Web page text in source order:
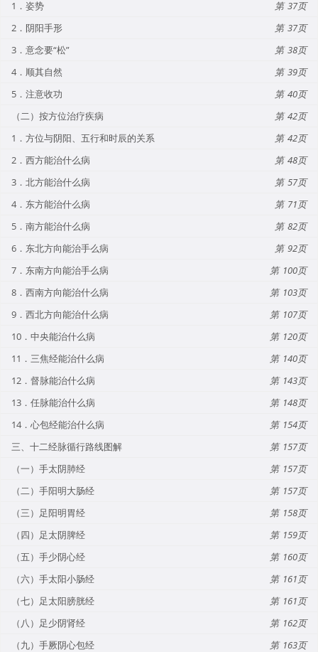
1．姿势
37
2．阴阳手形
37
3．意念要“松”
38
4．顺其自然
39
5．注意收功
40
（二）按方位治疗疾病
42
1．方位与阴阳、五行和时辰的关系
42
2．西方能治什么病
48
3．北方能治什么病
57
4．东方能治什么病
71
5．南方能治什么病
82
6．东北方向能治手么病
92
7．东南方向能治手么病
100
8．西南方向能治什么病
103
9．西北方向能治什么病
107
10．中央能治什么病
120
11．三焦经能治什么病
140
12．督脉能治什么病
143
13．任脉能治什么病
148
14．心包经能治什么病
154
三、十二经脉循行路线图解
157
（一）手太阴肺经
157
（二）手阳明大肠经
157
（三）足阳明胃经
158
（四）足太阴脾经
159
（五）手少阴心经
160
（六）手太阳小肠经
161
（七）足太阳膀胱经
161
（八）足少阴肾经
162
（九）手厥阴心包经
163